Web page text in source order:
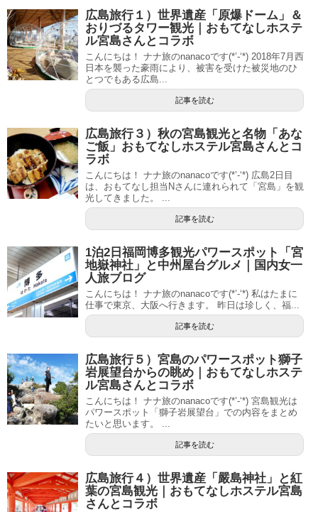
広島旅行１）世界遺産「原爆ドーム」＆
おりづるタワー観光｜おもてなしホステ
ル宮島さんとコラボ
こんにちは！ ナナ旅のnanacoです(*’-‘*) 2018年7月西
日本を襲った豪雨により、被害を受けた被災地のひ
とつでもある広島...
記事を読む
広島旅行３）秋の宮島観光と名物「あな
ご飯」おもてなしホステル宮島さんとコ
ラボ
こんにちは！ ナナ旅のnanacoです(*’-‘*) 広島2日目
は、おもてなし担当Nさんに連れられて「宮島」を観
光してきました。 ...
記事を読む
1泊2日福岡博多観光パワースポット「宮
地嶽神社」と中州屋台グルメ｜国内女一
人旅ブログ
こんにちは！ ナナ旅のnanacoです(*’-‘*) 私はたまに
仕事で東京、大阪へ行きます。 昨日は珍しく、福...
記事を読む
広島旅行５）宮島のパワースポット獅子
岩展望台からの眺め｜おもてなしホステ
ル宮島さんとコラボ
こんにちは！ ナナ旅のnanacoです(*’-‘*) 宮島観光は
パワースポット「獅子岩展望台」での内容をまとめ
たいと思います。 ...
記事を読む
広島旅行４）世界遺産「嚴島神社」と紅
葉の宮島観光｜おもてなしホステル宮島
さんとコラボ